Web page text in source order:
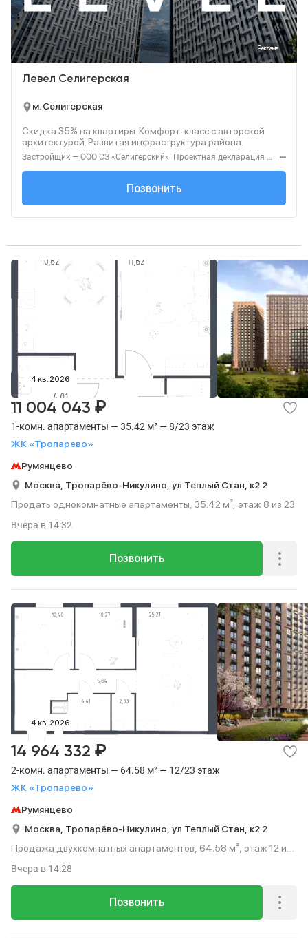
Реклама
Левел Селигерская
м. Селигерская
Скидка 35% на квартиры. Комфорт‑класс с авторской
архитектурой. Развитая инфраструктура района.
Застройщик — ООО СЗ «Селигерский». Проектная декларация — наш.дом.рф. Акция до 28.02.26. Не оферта. Подробности — Level.ru
+7 (495) 127-68-...
Позвонить
4 кв. 2026
1-комн. апартаменты — 35.42 м² — 8/23 этаж
ЖК «Тропарево»
11 004 043 ₽
Румянцево
Москва, Тропарёво-Никулино, ул Теплый Стан, к2.2
Продать однокомнатные апартаменты, 35.42 м², этаж 8 из 23.
Позвонить
Вчера в 14:32
4 кв. 2026
2-комн. апартаменты — 64.58 м² — 12/23 этаж
ЖК «Тропарево»
14 964 332 ₽
Румянцево
Москва, Тропарёво-Никулино, ул Теплый Стан, к2.2
Продажа двухкомнатных апартаментов, 64.58 м², этаж 12 из
Позвонить
Вчера в 14:28